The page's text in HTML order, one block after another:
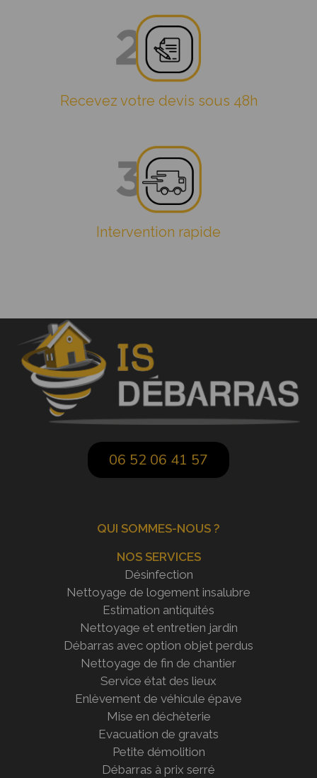
Recevez votre devis sous 48h
Intervention rapide
06 52 06 41 57
QUI SOMMES-NOUS ?
NOS SERVICES
Désinfection
Nettoyage de logement insalubre
Estimation antiquités
Nettoyage et entretien jardin
Débarras avec option objet perdus
Nettoyage de fin de chantier
Service état des lieux
Enlèvement de véhicule épave
Mise en déchèterie
Evacuation de gravats
Petite démolition
Débarras à prix serré